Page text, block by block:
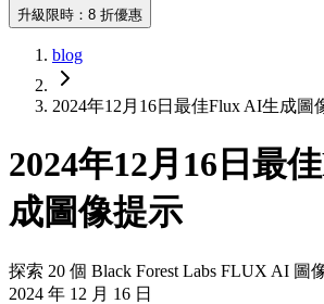
升級 限時：8 折優惠
blog
2024年12月16日最佳Flux AI生成圖
2024年12月16日最
成圖像提示
探索 20 個 Black Forest Labs FLUX AI 圖
2024 年 12 月 16 日